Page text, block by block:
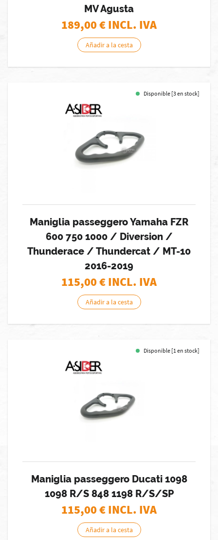
MV Agusta
189,00€ INCL. IVA
Añadir a la cesta
Disponible [3 en stock]
Maniglia passeggero Yamaha FZR
600 750 1000 / Diversion /
Thunderace / Thundercat / MT-10
2016-2019
115,00€ INCL. IVA
Añadir a la cesta
Disponible [1 en stock]
Maniglia passeggero Ducati 1098
1098 R/S 848 1198 R/S/SP
115,00€ INCL. IVA
Añadir a la cesta